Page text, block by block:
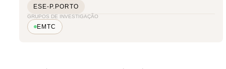
ESE-P.PORTO
GRUPOS DE INVESTIGAÇÃO
EMTC